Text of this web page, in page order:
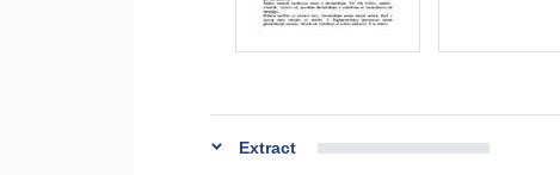
Extract